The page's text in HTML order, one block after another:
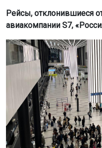
Рейсы, отклонившиеся
авиакомпании S7,